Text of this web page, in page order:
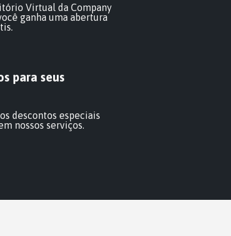
Virtual da Company
ganha uma abertura
para seus
descontos especiais
nossos serviços.